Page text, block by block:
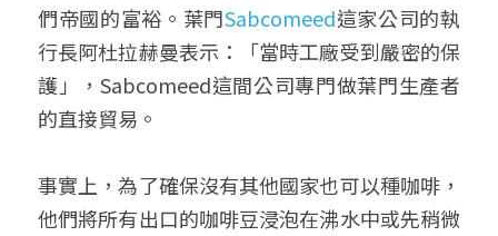
們帝國的富裕。葉門Sabcomeed這家公司的執
行長阿杜拉赫曼表示：「當時工廠受到嚴密的保
護」，Sabcomeed這間公司專門做葉門生產者
的直接貿易。
事實上，為了確保沒有其他國家也可以種咖啡，
他們將所有出口的咖啡豆浸泡在沸水中或先稍微